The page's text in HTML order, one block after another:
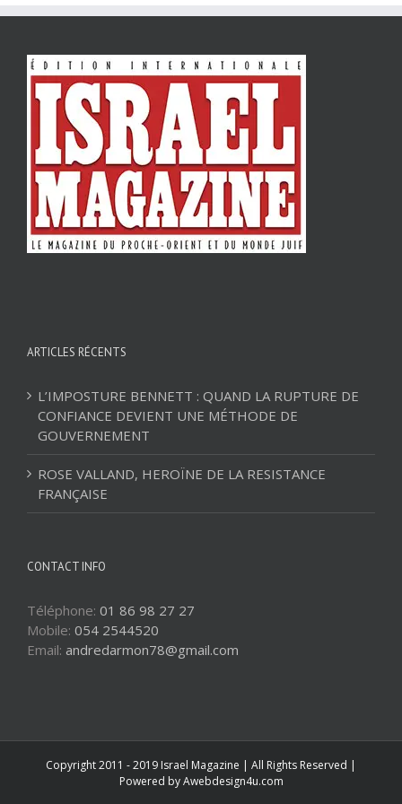
ARTICLES RÉCENTS
L’IMPOSTURE BENNETT : QUAND LA RUPTURE DE
CONFIANCE DEVIENT UNE MÉTHODE DE
GOUVERNEMENT
ROSE VALLAND, HEROÏNE DE LA RESISTANCE
FRANÇAISE
CONTACT INFO
Téléphone: 01 86 98 27 27
Mobile: 054 2544520
Email: andredarmon78@gmail.com
Copyright 2011 - 2019 Israel Magazine | All Rights Reserved |
Powered byAwebdesign4u.com